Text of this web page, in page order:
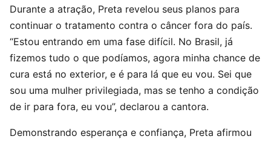
Durante a atração, Preta revelou seus planos para
continuar o tratamento contra o câncer fora do país.
“Estou entrando em uma fase difícil. No Brasil, já
fizemos tudo o que podíamos, agora minha chance de
cura está no exterior, e é para lá que eu vou. Sei que
sou uma mulher privilegiada, mas se tenho a condição
de ir para fora, eu vou”, declarou a cantora.
Demonstrando esperança e confiança, Preta afirmou